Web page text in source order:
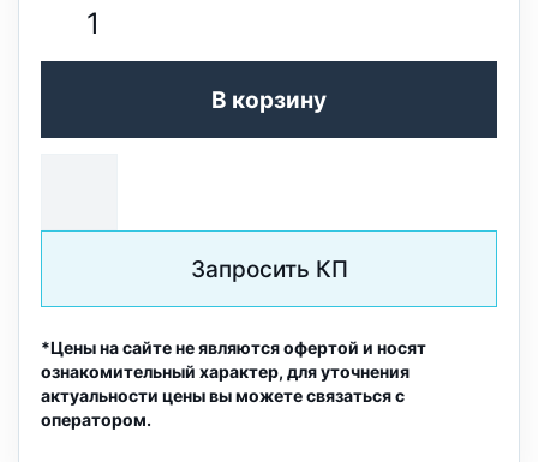
В корзину
Запросить КП
*Цены на сайте не являются офертой и носят
ознакомительный характер, для уточнения
актуальности цены вы можете связаться с
оператором.